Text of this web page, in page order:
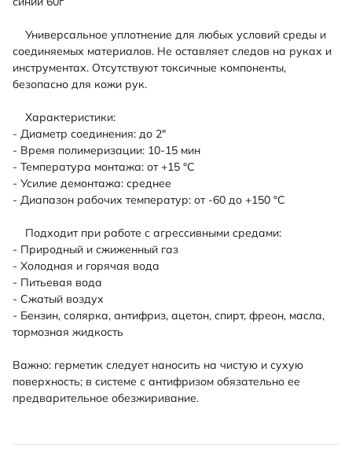
Универсальное уплотнение для любых условий среды и
соединяемых материалов. Не оставляет следов на руках и
инструментах. Отсутствуют токсичные компоненты,
безопасно для кожи рук.
Характеристики:
- Диаметр соединения: до 2"
- Время полимеризации: 10-15 мин
- Температура монтажа: от +15 °C
- Усилие демонтажа: среднее
- Диапазон рабочих температур: от -60 до +150 °C
Подходит при работе с агрессивными средами:
- Природный и сжиженный газ
- Холодная и горячая вода
- Питьевая вода
- Сжатый воздух
- Бензин, солярка, антифриз, ацетон, спирт, фреон, масла,
тормозная жидкость
Важно: герметик следует наносить на чистую и сухую
поверхность; в системе с антифризом обязательно ее
предварительное обезжиривание.